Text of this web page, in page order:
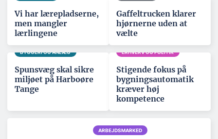
Vi har lærepladserne,
men mangler
lærlingene
Gaffeltrucken klarer
hjørnerne uden at
vælte
BYGGERI OG ANLÆG
Spunsvæg skal sikre
miljøet på Harboøre
Tange
ERHVERV OG POLITIK
Stigende fokus på
bygningsautomatik
kræver høj
kompetence
ARBEJDSMARKED